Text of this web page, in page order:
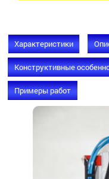
Характеристики
Конструктивные
Примеры работ